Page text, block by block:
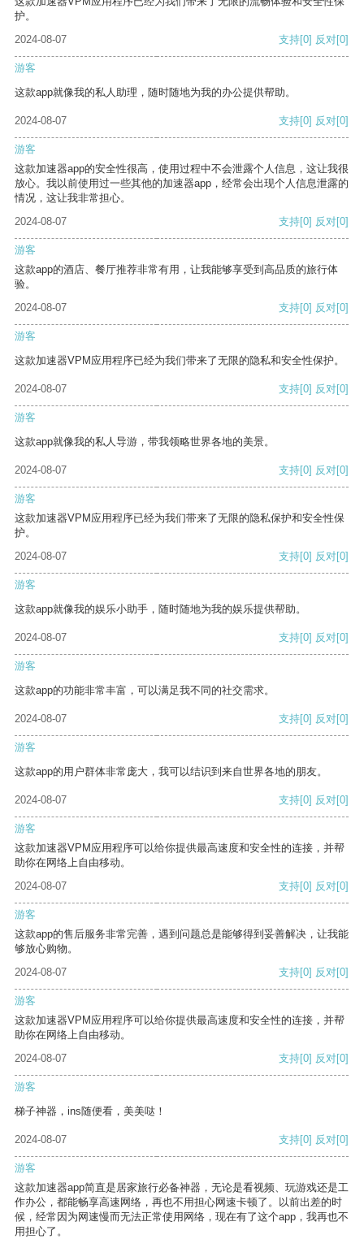
护。
2024-08-07
支持[0] 反对[0]
游客
这款app就像我的私人助理，随时随地为我的办公提供帮助。
2024-08-07 支持[0] 反对[0]
游客
这款加速器app的安全性很高，使用过程中不会泄露个人信息，这让我很
放心。我以前使用过一些其他的加速器app，经常会出现个人信息泄露的
情况，这让我非常担心。
2024-08-07
支持[0] 反对[0]
游客
这款app的酒店、餐厅推荐非常有用，让我能够享受到高品质的旅行体
验。
2024-08-07
支持[0] 反对[0]
游客
这款加速器VPM应用程序已经为我们带来了无限的隐私和安全性保护。
2024-08-07 支持[0] 反对[0]
游客
这款app就像我的私人导游，带我领略世界各地的美景。
2024-08-07 支持[0] 反对[0]
游客
这款加速器VPM应用程序已经为我们带来了无限的隐私保护和安全性保
护。
2024-08-07
支持[0] 反对[0]
游客
这款app就像我的娱乐小助手，随时随地为我的娱乐提供帮助。
2024-08-07 支持[0] 反对[0]
游客
这款app的功能非常丰富，可以满足我不同的社交需求。
2024-08-07 支持[0] 反对[0]
游客
这款app的用户群体非常庞大，我可以结识到来自世界各地的朋友。
2024-08-07 支持[0] 反对[0]
游客
这款加速器VPM应用程序可以给你提供最高速度和安全性的连接，并帮
助你在网络上自由移动。
2024-08-07
支持[0] 反对[0]
游客
这款app的售后服务非常完善，遇到问题总是能够得到妥善解决，让我能
够放心购物。
2024-08-07
支持[0] 反对[0]
游客
这款加速器VPM应用程序可以给你提供最高速度和安全性的连接，并帮
助你在网络上自由移动。
2024-08-07
支持[0] 反对[0]
游客
梯子神器，ins随便看，美美哒！
2024-08-07 支持[0] 反对[0]
游客
这款加速器app简直是居家旅行必备神器，无论是看视频、玩游戏还是工
作办公，都能畅享高速网络，再也不用担心网速卡顿了。以前出差的时
候，经常因为网速慢而无法正常使用网络，现在有了这个app，我再也不
用担心了。